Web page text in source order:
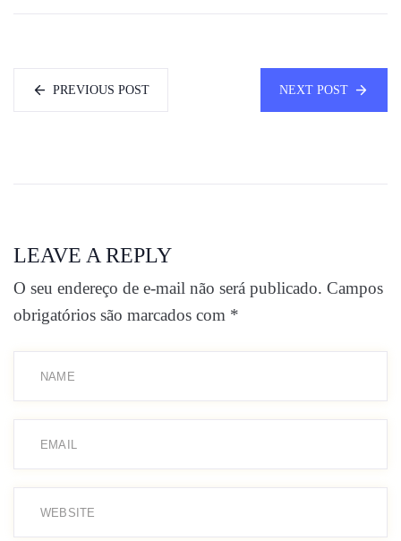
PREVIOUS POST NEXT POST
LEAVE A REPLY
O seu endereço de e-mail não será publicado. Campos
obrigatórios são marcados com *